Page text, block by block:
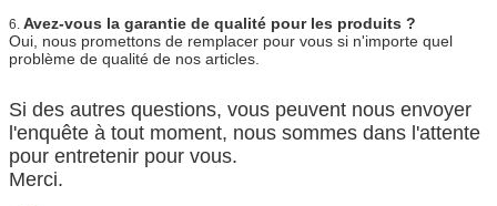
6. Avez-vous la garantie de qualité pour les produits ?
Oui, nous promettons de remplacer pour vous si n'importe quel
problème de qualité de nos articles.
Si des autres questions, vous peuvent nous envoyer
l'enquête à tout moment, nous sommes dans l'attente
pour entretenir pour vous.
Merci.